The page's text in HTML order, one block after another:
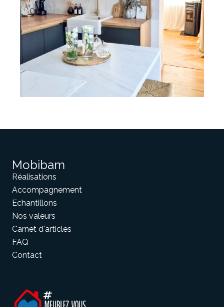
Mobibam
Réalisations
Accompagnement
Echantillons
Nos valeurs
Carnet d'articles
FAQ
Contact